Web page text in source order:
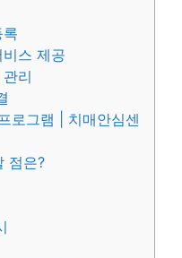
스 제공
리
로그램 | 치매안심센
점은?